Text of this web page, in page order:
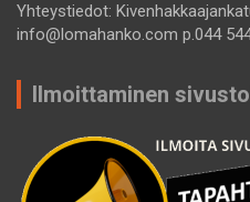
Yhteystiedot:
info@lomahanko.com p.044
Ilmoittaminen